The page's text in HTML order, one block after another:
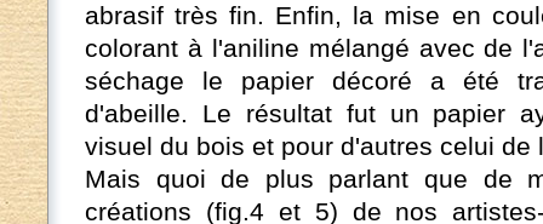
abrasif très fin. Enfin, la mise en
colorant à l'aniline mélangé avec de
séchage le papier décoré a été
d'abeille. Le résultat fut un papier
visuel du bois et pour d'autres celui de
Mais quoi de plus parlant que de
créations (fig.4 et 5) de nos